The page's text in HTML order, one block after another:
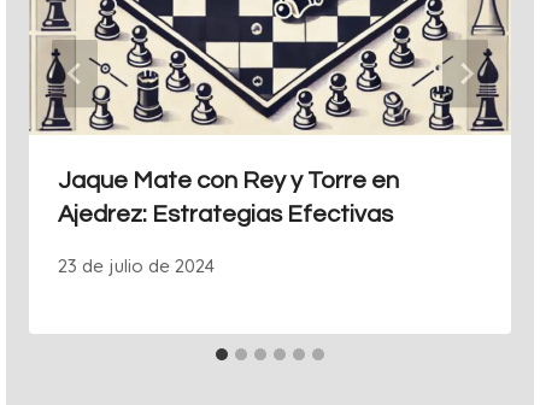
Jaque Mate con Rey y Torre en
Ajedrez: Estrategias Efectivas
23 de julio de 2024